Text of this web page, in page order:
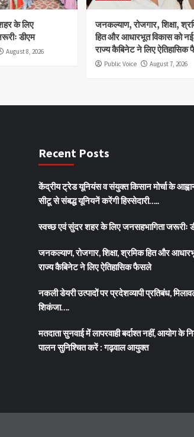
के लिए
डीएम
August 8, 2026
जनकल्याण, रोजगार, शिक्षा,
हित और आधारभूत विकास को नई
राज्य कैबिनेट ने लिए
Public Voice August 7, 2026
Recent Posts
केंद्रीय ट्रेड यूनियंस व संयुक्त किसान मोर्चा के
सीटू से संबद्ध यूनियनें करेंगी हिस्सेदारी…..
स्वच्छ एवं सुंदर शहर के लिए जनसहभागिता जरूरीः
जनकल्याण, रोजगार, शिक्षा, श्रमिक हित और
राज्य कैबिनेट ने लिए ऐतिहासिक फैसले
नकली डेयरी उत्पादों पर प्रदेशव्यापी प्रतिबंध,
शिकंजा….
मतदाता सुनवाई में लापरवाही बर्दाश्त नहीं, आयोग के
पालन सुनिश्चित करें : गढ़वाल आयुक्त